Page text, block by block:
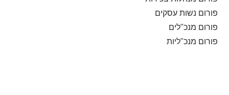
פורום נשות עסקים
פורום מנכ"לים
פורום מנכ"ליות